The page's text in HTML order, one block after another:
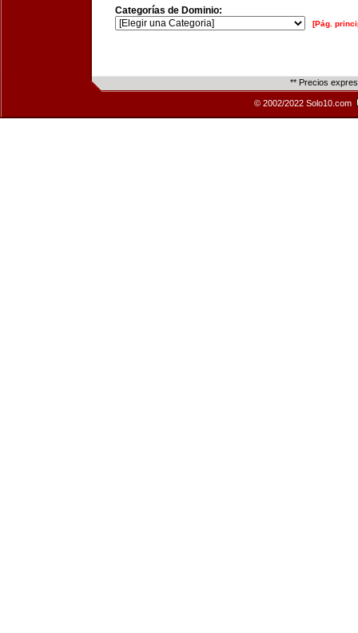
Categorías de Dominio:
[Pág.
** Precios
© 2002/2022 Solo10.com